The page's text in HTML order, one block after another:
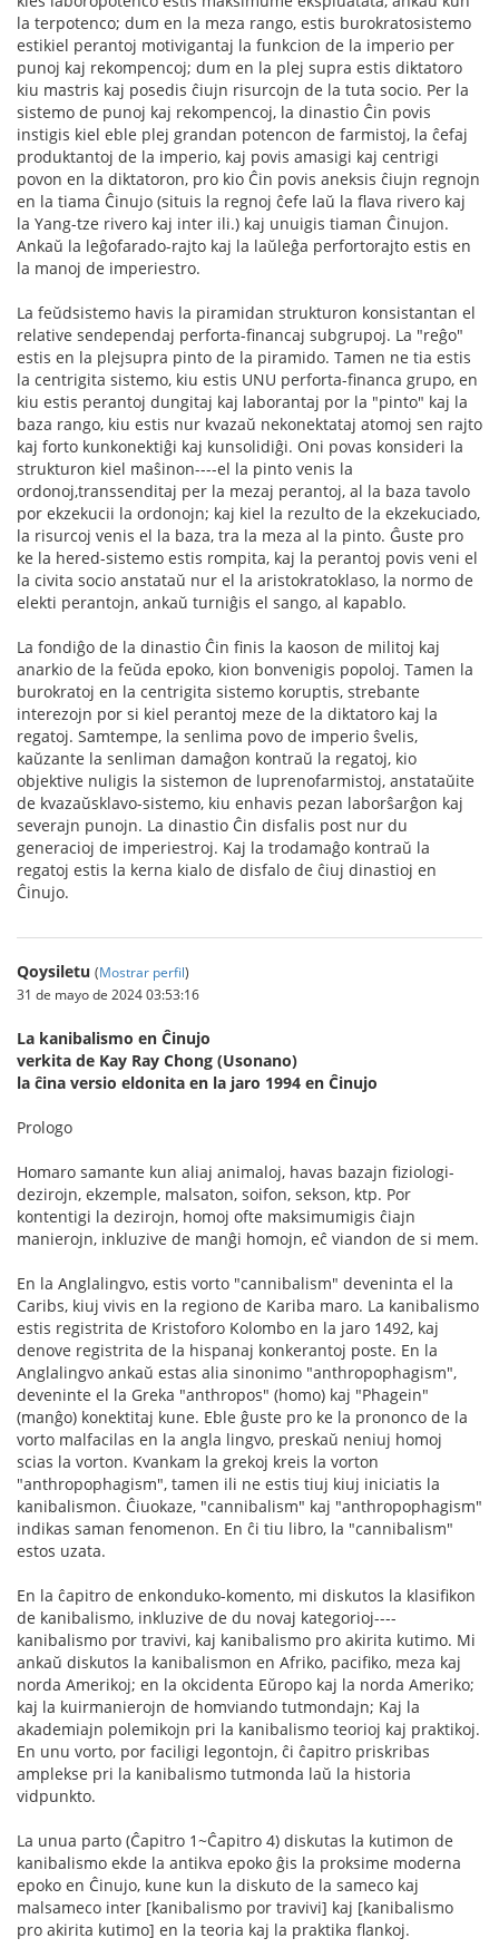
la terpotenco; dum en la meza rango, estis burokratosistemo
estikiel perantoj motivigantaj la funkcion de la imperio per
punoj kaj rekompencoj; dum en la plej supra estis diktatoro
kiu mastris kaj posedis ĉiujn risurcojn de la tuta socio. Per la
sistemo de punoj kaj rekompencoj, la dinastio Ĉin povis
instigis kiel eble plej grandan potencon de farmistoj, la ĉefaj
produktantoj de la imperio, kaj povis amasigi kaj centrigi
povon en la diktatoron, pro kio Ĉin povis aneksis ĉiujn regnojn
en la tiama Ĉinujo (situis la regnoj ĉefe laŭ la flava rivero kaj
la Yang-tze rivero kaj inter ili.) kaj unuigis tiaman Ĉinujon.
Ankaŭ la leĝofarado-rajto kaj la laŭleĝa perfortorajto estis en
la manoj de imperiestro.
La feŭdsistemo havis la piramidan strukturon konsistantan el
relative sendependaj perforta-financaj subgrupoj. La "reĝo"
estis en la plejsupra pinto de la piramido. Tamen ne tia estis
la centrigita sistemo, kiu estis UNU perforta-financa grupo, en
kiu estis perantoj dungitaj kaj laborantaj por la "pinto" kaj la
baza rango, kiu estis nur kvazaŭ nekonektataj atomoj sen rajto
kaj forto kunkonektiĝi kaj kunsolidiĝi. Oni povas konsideri la
strukturon kiel maŝinon----el la pinto venis la
ordonoj,transsenditaj per la mezaj perantoj, al la baza tavolo
por ekzekucii la ordonojn; kaj kiel la rezulto de la ekzekuciado,
la risurcoj venis el la baza, tra la meza al la pinto. Ĝuste pro
ke la hered-sistemo estis rompita, kaj la perantoj povis veni el
la civita socio anstataŭ nur el la aristokratoklaso, la normo de
elekti perantojn, ankaŭ turniĝis el sango, al kapablo.
La fondiĝo de la dinastio Ĉin finis la kaoson de militoj kaj
anarkio de la feŭda epoko, kion bonvenigis popoloj. Tamen la
burokratoj en la centrigita sistemo koruptis, strebante
interezojn por si kiel perantoj meze de la diktatoro kaj la
regatoj. Samtempe, la senlima povo de imperio ŝvelis,
kaŭzante la senliman damaĝon kontraŭ la regatoj, kio
objektive nuligis la sistemon de luprenofarmistoj, anstataŭite
de kvazaŭsklavo-sistemo, kiu enhavis pezan laborŝarĝon kaj
severajn punojn. La dinastio Ĉin disfalis post nur du
generacioj de imperiestroj. Kaj la trodamaĝo kontraŭ la
regatoj estis la kerna kialo de disfalo de ĉiuj dinastioj en
Ĉinujo.
Qoysiletu (Mostrar perfil)
31 de mayo de 2024 03:53:16
La kanibalismo en Ĉinujo
verkita de Kay Ray Chong (Usonano)
la ĉina versio eldonita en la jaro 1994 en Ĉinujo
Prologo
Homaro samante kun aliaj animaloj, havas bazajn fiziologi-
dezirojn, ekzemple, malsaton, soifon, sekson, ktp. Por
kontentigi la dezirojn, homoj ofte maksimumigis ĉiajn
manierojn, inkluzive de manĝi homojn, eĉ viandon de si mem.
En la Anglalingvo, estis vorto "cannibalism" deveninta el la
Caribs, kiuj vivis en la regiono de Kariba maro. La kanibalismo
estis registrita de Kristoforo Kolombo en la jaro 1492, kaj
denove registrita de la hispanaj konkerantoj poste. En la
Anglalingvo ankaŭ estas alia sinonimo "anthropophagism",
deveninte el la Greka "anthropos" (homo) kaj "Phagein"
(manĝo) konektitaj kune. Eble ĝuste pro ke la prononco de la
vorto malfacilas en la angla lingvo, preskaŭ neniuj homoj
scias la vorton. Kvankam la grekoj kreis la vorton
"anthropophagism", tamen ili ne estis tiuj kiuj iniciatis la
kanibalismon. Ĉiuokaze, "cannibalism" kaj "anthropophagism"
indikas saman fenomenon. En ĉi tiu libro, la "cannibalism"
estos uzata.
En la ĉapitro de enkonduko-komento, mi diskutos la klasifikon
de kanibalismo, inkluzive de du novaj kategorioj----
kanibalismo por travivi, kaj kanibalismo pro akirita kutimo. Mi
ankaŭ diskutos la kanibalismon en Afriko, pacifiko, meza kaj
norda Amerikoj; en la okcidenta Eŭropo kaj la norda Ameriko;
kaj la kuirmanierojn de homviando tutmondajn; Kaj la
akademiajn polemikojn pri la kanibalismo teorioj kaj praktikoj.
En unu vorto, por faciligi legontojn, ĉi ĉapitro priskribas
amplekse pri la kanibalismo tutmonda laŭ la historia
vidpunkto.
La unua parto (Ĉapitro 1~Ĉapitro 4) diskutas la kutimon de
kanibalismo ekde la antikva epoko ĝis la proksime moderna
epoko en Ĉinujo, kune kun la diskuto de la sameco kaj
malsameco inter [kanibalismo por travivi] kaj [kanibalismo
pro akirita kutimo] en la teoria kaj la praktika flankoj.